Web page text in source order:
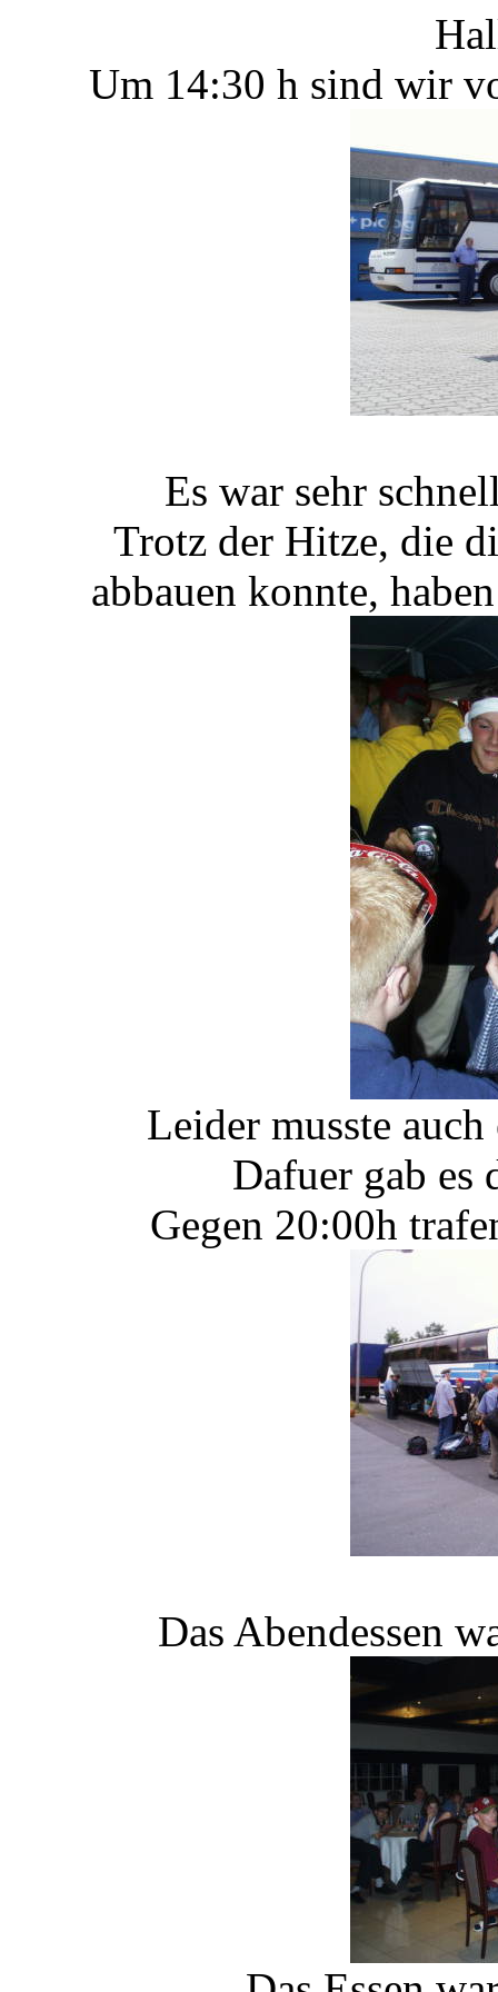
Um 14:30 h sind wir
Es war sehr
Trotz der Hitze, die
abbauen konnte,
Leider musste
Dafuer gab es
Gegen 20:00h
Das Abendessen